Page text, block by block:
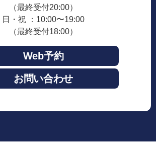
（最終受付20:00）
日・祝 ：10:00〜19:00
（最終受付18:00）
Web予約
お問い合わせ